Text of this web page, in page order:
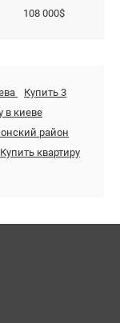
108 000$
Купить 3
в киеве
район
Купить квартиру